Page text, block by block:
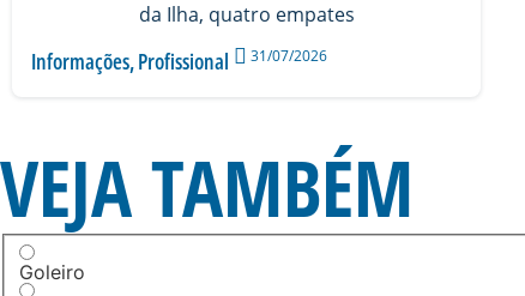
da Ilha, quatro empates
Informações,Profissional 31/07/2026
VEJA TAMBÉM
Goleiro